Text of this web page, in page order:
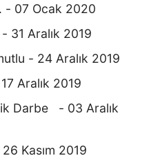
- 07 Ocak 2020
31 Aralık 2019
- 24 Aralık 2019
Aralık 2019
Darbe - 03 Aralık
Kasım 2019